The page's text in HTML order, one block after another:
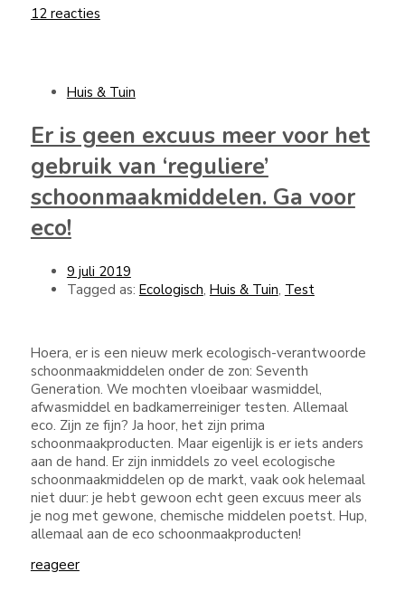
12 reacties
Huis & Tuin
Er is geen excuus meer voor het
gebruik van ‘reguliere’
schoonmaakmiddelen. Ga voor
eco!
9 juli 2019
Tagged as: Ecologisch, Huis & Tuin, Test
Hoera, er is een nieuw merk ecologisch-verantwoorde
schoonmaakmiddelen onder de zon: Seventh
Generation. We mochten vloeibaar wasmiddel,
afwasmiddel en badkamerreiniger testen. Allemaal
eco. Zijn ze fijn? Ja hoor, het zijn prima
schoonmaakproducten. Maar eigenlijk is er iets anders
aan de hand. Er zijn inmiddels zo veel ecologische
schoonmaakmiddelen op de markt, vaak ook helemaal
niet duur: je hebt gewoon echt geen excuus meer als
je nog met gewone, chemische middelen poetst. Hup,
allemaal aan de eco schoonmaakproducten!
reageer